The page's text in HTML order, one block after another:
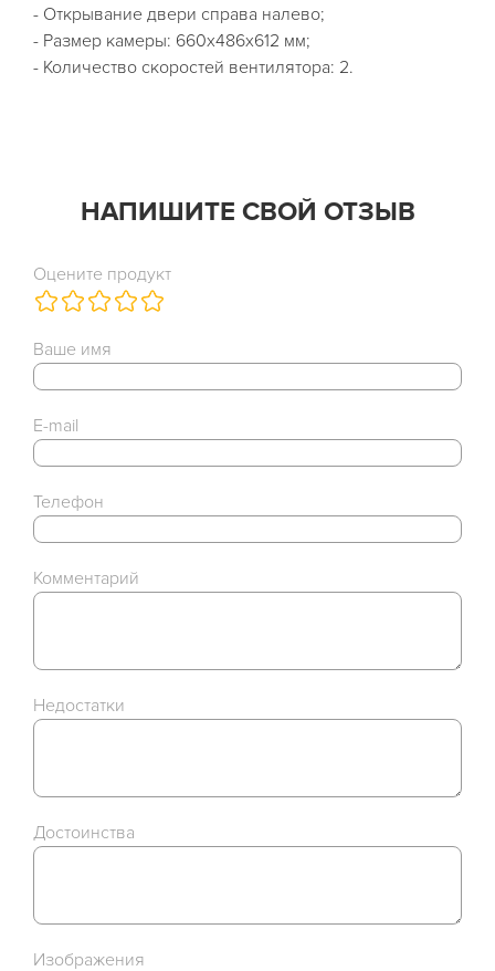
- Открывание двери справа налево;
- Размер камеры: 660х486х612 мм;
- Количество скоростей вентилятора: 2.
НАПИШИТЕ СВОЙ ОТЗЫВ
Оцените продукт
Ваше имя
E-mail
Телефон
Комментарий
Недостатки
Достоинства
Изображения